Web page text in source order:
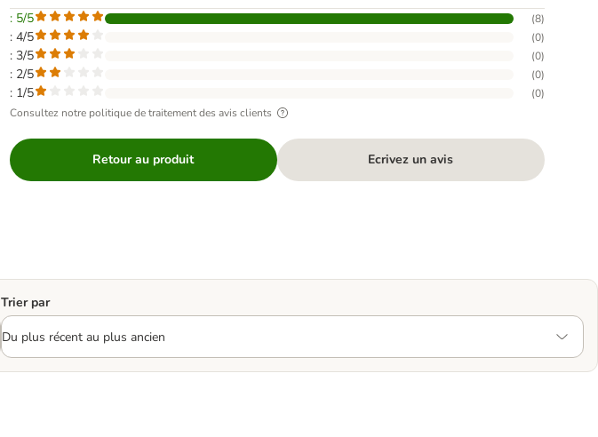
: 5/5 (8)
: 4/5 (0)
: 3/5 (0)
: 2/5 (0)
: 1/5 (0)
Consultez notre politique de traitement des avis clients
Retour au produit Ecrivez un avis
Trier par